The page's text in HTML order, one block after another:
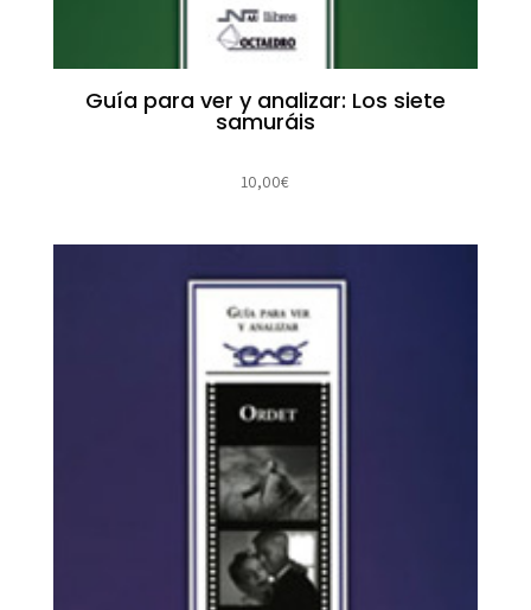
Guía para ver y analizar: Los siete
samuráis
10,00€